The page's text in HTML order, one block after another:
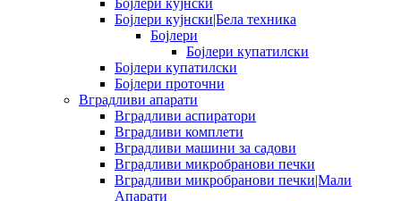
Бојлери кујнски|Бела техника
Бојлери
Бојлери купатилски
Бојлери купатилски
Бојлери проточни
Вградливи апарати
Вградливи аспиратори
Вградливи комплети
Вградливи машини за садови
Вградливи микробранови печки
Вградливи микробранови печки|Мали
Апарати